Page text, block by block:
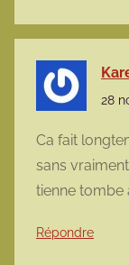
28
Ca fait
sans
tienne tombe
Répondre